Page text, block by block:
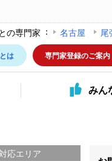
の専門家 名古屋 尾
は 専門家登録のご案内
みん
対応エリア